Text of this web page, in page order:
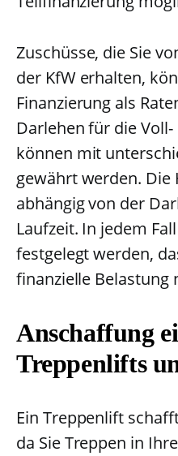
Zuschüsse, die Sie
der KfW erhalten,
Finanzierung als
Darlehen für die
können mit
gewährt werden. Die
abhängig von der
Laufzeit. In jedem
festgelegt werden,
finanzielle Belastung
Anschaffung
Treppenlifts
Ein Treppenlift
da Sie Treppen in